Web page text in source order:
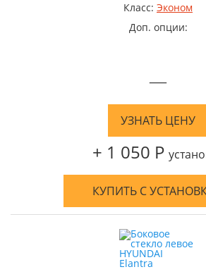
Класс: Эконом
Доп. опции:
—
УЗНАТЬ ЦЕНУ
+ 1 050 Р
КУПИТЬ С